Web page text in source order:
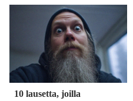
10 lausetta, joilla